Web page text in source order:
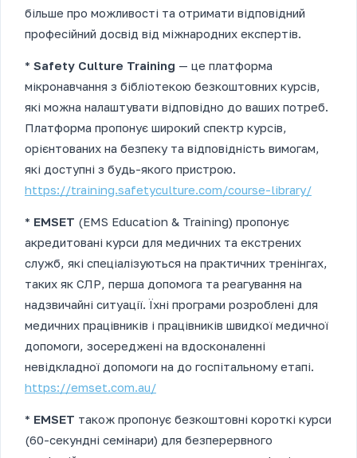
більше про можливості та отримати відповідний
професійний досвід від міжнародних експертів.
* Safety Culture Training — це платформа
мікронавчання з бібліотекою безкоштовних курсів,
які можна налаштувати відповідно до ваших потреб.
Платформа пропонує широкий спектр курсів,
орієнтованих на безпеку та відповідність вимогам,
які доступні з будь-якого пристрою.
https://training.safetyculture.com/course-library/
* EMSET (EMS Education & Training) пропонує
акредитовані курси для медичних та екстрених
служб, які спеціалізуються на практичних тренінгах,
таких як СЛР, перша допомога та реагування на
надзвичайні ситуації. Їхні програми розроблені для
медичних працівників і працівників швидкої медичної
допомоги, зосереджені на вдосконаленні
невідкладної допомоги на до госпітальному етапі.
https://emset.com.au/
* EMSET також пропонує безкоштовні короткі курси
(60-секундні семінари) для безперервного